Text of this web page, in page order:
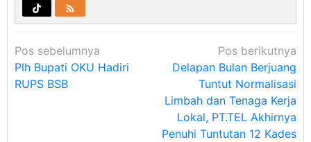
Navigasi
pos
Pos sebelumnya
Plh Bupati OKU Hadiri
RUPS BSB
Pos berikutnya
Delapan Bulan Berjuang
Tuntut Normalisasi
Limbah dan Tenaga Kerja
Lokal, PT.TEL Akhirnya
Penuhi Tuntutan 12 Kades